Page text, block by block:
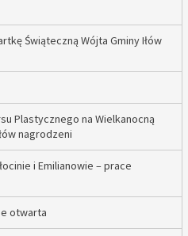
Świąteczną Wójta Gminy Iłów
Plastycznego na Wielkanocną
nagrodzeni
i Emilianowie – prace
otwarta